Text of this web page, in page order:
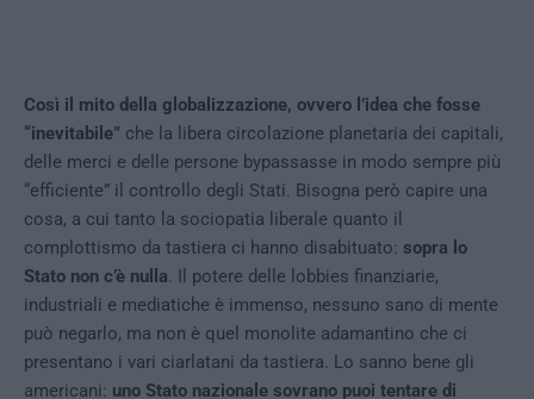
Così il mito della globalizzazione, ovvero l’idea che fosse
“inevitabile” che la libera circolazione planetaria dei capitali,
delle merci e delle persone bypassasse in modo sempre più
“efficiente” il controllo degli Stati. Bisogna però capire una
cosa, a cui tanto la sociopatia liberale quanto il
complottismo da tastiera ci hanno disabituato: sopra lo
Stato non c’è nulla. Il potere delle lobbies finanziarie,
industriali e mediatiche è immenso, nessuno sano di mente
può negarlo, ma non è quel monolite adamantino che ci
presentano i vari ciarlatani da tastiera. Lo sanno bene gli
americani: uno Stato nazionale sovrano puoi tentare di